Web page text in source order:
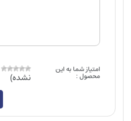
امتیاز شما به این
محصول :
نشده)